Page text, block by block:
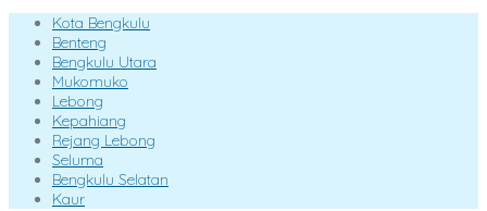
Kota Bengkulu
Benteng
Bengkulu Utara
Mukomuko
Lebong
Kepahiang
Rejang Lebong
Seluma
Bengkulu Selatan
Kaur